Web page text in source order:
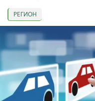
РЕГИОН